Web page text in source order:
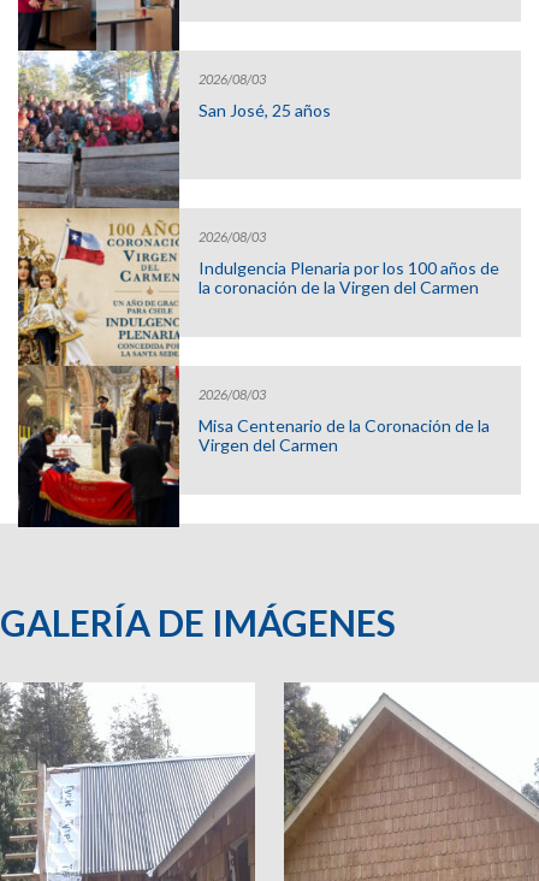
2026/08/03
San José, 25 años
2026/08/03
Indulgencia Plenaria por los 100 años de
la coronación de la Virgen del Carmen
2026/08/03
Misa Centenario de la Coronación de la
Virgen del Carmen
GALERÍA DE IMÁGENES